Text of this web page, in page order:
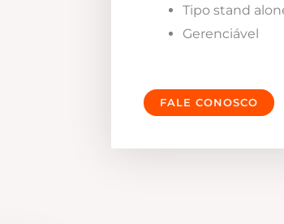
Tipo stand
Gerenciável
FALE CONOSCO